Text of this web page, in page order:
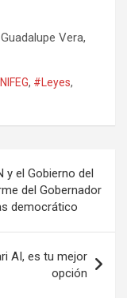
Vera,
, #Leyes,
y el Gobierno del
del Gobernador
democrático
AI, es tu mejor
opción